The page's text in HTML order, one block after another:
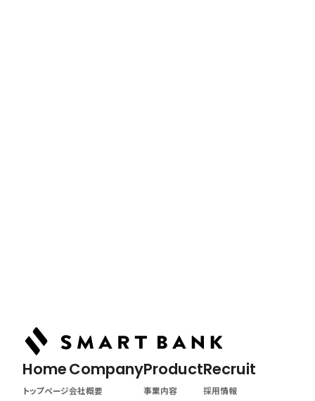
Home
トップページ
Company
会社概要
Product
事業内容
Recruit
採用情報